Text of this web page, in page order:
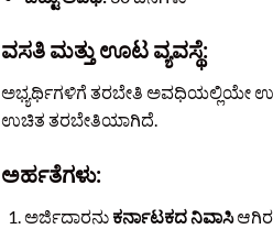
ವಸತಿ ಮತ್ತು ಊಟ ವ್ಯವಸ್ಥೆ:
ಅಭ್ಯರ್ಥಿಗಳಿಗೆ ತರಬೇತಿ ಅವಧಿಯಲ್ಲಿಯೇ
ಉಚಿತ ತರಬೇತಿಯಾಗಿದೆ.
ಅರ್ಹತೆಗಳು:
ಅರ್ಜಿದಾರನು ಕರ್ನಾಟಕದ ನಿವಾಸಿ